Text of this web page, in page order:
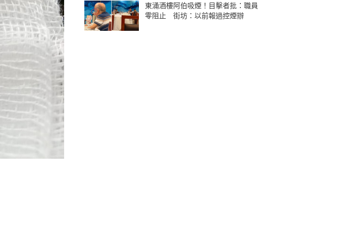
東涌酒樓阿伯吸煙！目擊者批：職員
零阻止 街坊：以前報過控煙辦